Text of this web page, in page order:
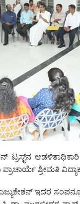
ಟ್ರಸ್ಟ್‌ನ
ಶ್ರೀಮತಿ
ಇದರ